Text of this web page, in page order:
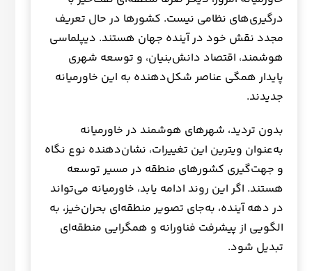
درگیری‌های نظامی نیست. کشورها در حال تعریف
مجدد نقش خود در آینده جهان هستند. دیپلماسی
هوشمند، اقتصاد دانش‌بنیان، و توسعه شهری
پایدار همگی عناصر شکل‌دهنده به این خاورمیانه
جدیدند.
بدون تردید، شهرهای هوشمند در خاورمیانه
به‌عنوان ویترین این تغییرات، نشان‌دهنده نوع نگاه
و جهت‌گیری کشورهای منطقه در مسیر توسعه
هستند. اگر این روند ادامه یابد، خاورمیانه می‌تواند
در دهه آینده، به‌جای تصویر منطقه‌ای بحران‌خیز، به
الگویی از پیشرفت فناورانه و همگرایی منطقه‌ای
تبدیل شود.